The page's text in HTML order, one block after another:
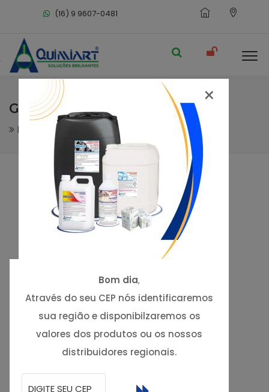
(16) 9 9607-0481
GELLY TOP
Limpeza Geral Limpa Piso
×
Bom dia,
Através do seu CEP nós identificaremos
sua região e disponibilzaremos os
valores dos produtos ou os nossos
distribuidores regionais.